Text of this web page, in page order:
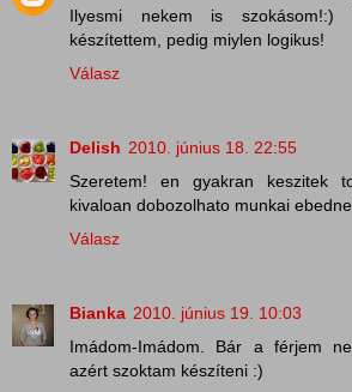
Ilyesmi nekem is szokásom!:)
készítettem, pedig miylen logikus!
Válasz
Delish 2010. június 18. 22:55
Szeretem! en gyakran keszitek
kivaloan dobozolhato munkai
Válasz
Bianka 2010. június 19. 10:03
Imádom-Imádom. Bár a férjem
azért szoktam készíteni :)